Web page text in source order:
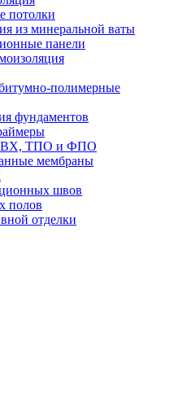
потолки
из минеральной ваты
панели
полимерные
фундаментов
ТПО и ФПО
мембраны
швов
полов
отделки